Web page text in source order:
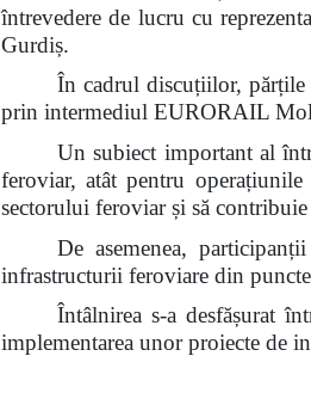
întrevedere de lucru cu
Gurdiș.
În cadrul discuțiilor,
prin intermediul EURORAIL
Un subiect important al
feroviar, atât pentru
sectorului feroviar și să
De asemenea,
infrastructurii feroviare din
Întâlnirea s-a desfășurat
implementarea unor proiecte de